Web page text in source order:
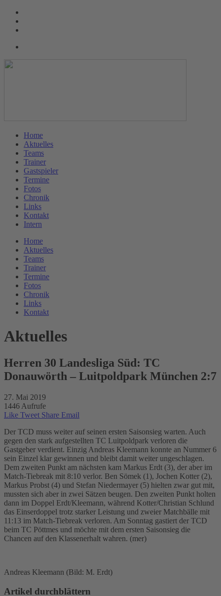
Home
Aktuelles
Teams
Trainer
Gastspieler
Termine
Fotos
Chronik
Links
Kontakt
Intern
Home
Aktuelles
Teams
Trainer
Termine
Fotos
Chronik
Links
Kontakt
Aktuelles
Herren 30 Landesliga Süd: TC
Donauwörth – Luitpoldpark München 2:7
27. Mai 2019
1446 Aufrufe
Like Tweet Share Email
Der TCD muss weiter auf seinen ersten Saisonsieg warten. Auch
gegen den stark aufgestellten TC Luitpoldpark verloren die
Gastgeber verdient. Einzig Andreas Kleemann konnte an Nummer 6
sein Einzel klar gewinnen und bleibt damit weiter ungeschlagen.
Dem zweiten Punkt am nächsten kam Markus Erdt (3), der aber im
Match-Tiebreak mit 8:10 verlor. Ben Sömek (1), Jochen Kotter (2),
Markus Probst (4) und Stefan Niedermayer (5) hielten zwar gut mit,
mussten sich aber in zwei Sätzen beugen. Den zweiten Punkt holten
dann im Doppel Erdt/Kleemann, während Kotter/Christian Schlund
das Einserdoppel trotz starker Leistung und zweier Matchbälle mit
11:13 im Match-Tiebreak verloren. Am Sonntag gastiert der TCD
beim TC Pöttmes und möchte mit dem ersten Saisonsieg die
Chancen auf den Klassenerhalt wahren. (mer)
Andreas Kleemann (Bild: M. Erdt)
Artikel durchblättern